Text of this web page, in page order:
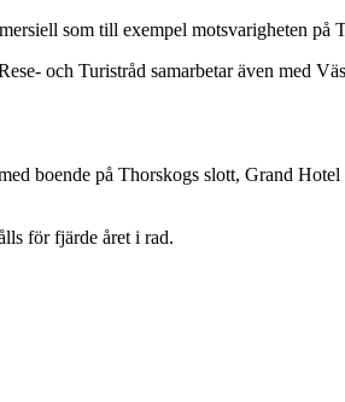
som till exempel motsvarigheten
och Turistråd samarbetar även med
boende på Thorskogs slott, Grand
för fjärde året i rad.